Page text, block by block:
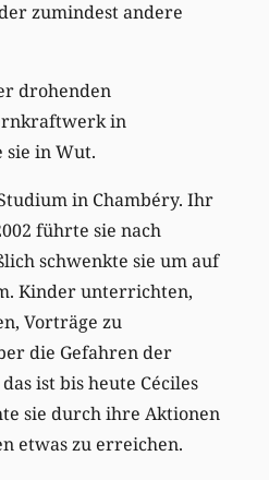
zumindest andere
drohenden
in
sie in Wut.
in Chambéry. Ihr
führte sie nach
schwenkte sie um auf
Kinder unterrichten,
Vorträge zu
die Gefahren der
ist bis heute Céciles
sie durch ihre Aktionen
etwas zu erreichen.